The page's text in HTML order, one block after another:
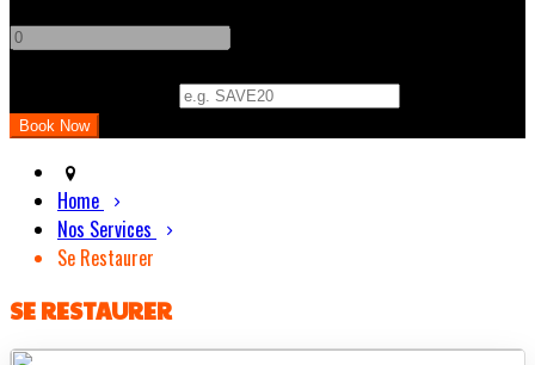
Home
Nos Services
Se Restaurer
SE RESTAURER